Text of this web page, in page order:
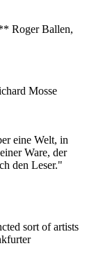
Roger Ballen,
Mosse
eine Welt, in
Ware, der
den Leser."
sort of artists